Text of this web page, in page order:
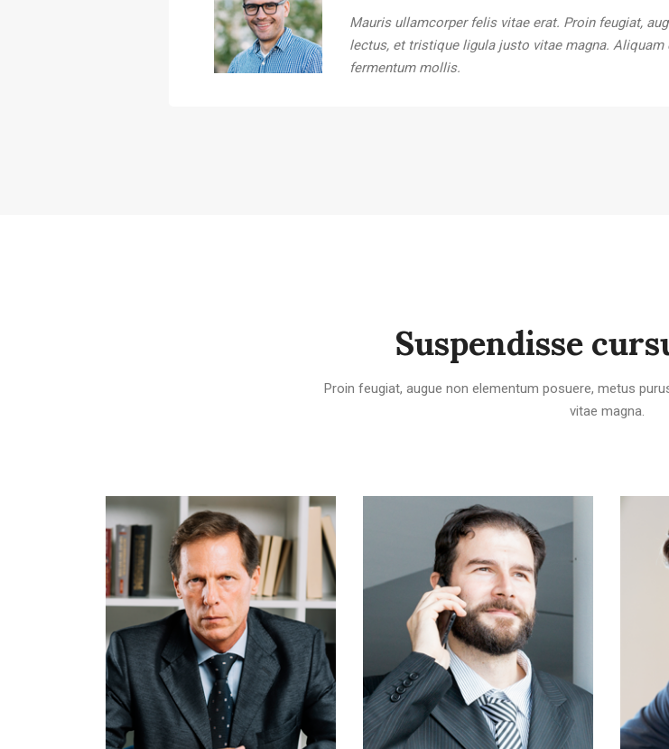
Mauris ullamcorper felis vitae erat. Proin feugiat,
lectus, et tristique ligula justo vitae magna.
fermentum mollis.
Suspendisse
Proin feugiat, augue non elementum posuere, metus
vitae magna.